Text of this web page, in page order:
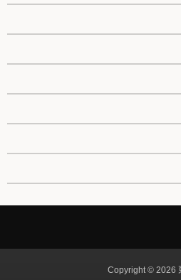
Copyright © 2026